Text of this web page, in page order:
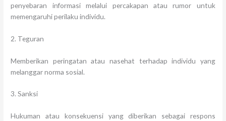
penyebaran informasi melalui percakapan atau rumor untuk
memengaruhi perilaku individu.
2. Teguran
Memberikan peringatan atau nasehat terhadap individu yang
melanggar norma sosial.
3. Sanksi
Hukuman atau konsekuensi yang diberikan sebagai respons